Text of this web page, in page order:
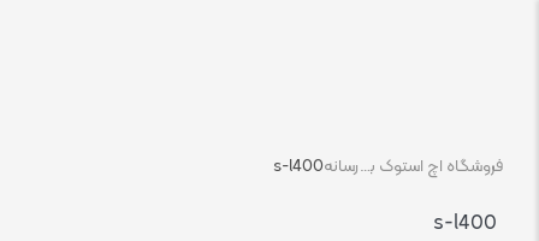
فروشگاه اچ استوک بازار انلاین تجهیزات کامپیوتر استوکرسانهs-l400
s-l400